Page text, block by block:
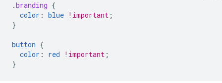
.branding {
color : blue !important ;
}
button {
color : red !important ;
}